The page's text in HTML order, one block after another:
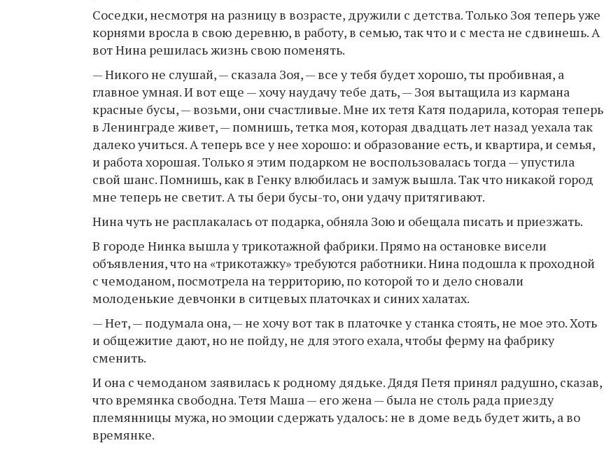
Соседки, несмотря на разницу в возрасте, дружили с детства. Только Зоя теперь уже
корнями вросла в свою деревню, в работу, в семью, так что и с места не сдвинешь. А
вот Нина решилась жизнь свою поменять.
— Никого не слушай, — сказала Зоя, — все у тебя будет хорошо, ты пробивная, а
главное умная. И вот еще — хочу наудачу тебе дать, — Зоя вытащила из кармана
красные бусы, — возьми, они счастливые. Мне их тетя Катя подарила, которая теперь
в Ленинграде живет, — помнишь, тетка моя, которая двадцать лет назад уехала так
далеко учиться. А теперь все у нее хорошо: и образование есть, и квартира, и семья,
и работа хорошая. Только я этим подарком не воспользовалась тогда — упустила
свой шанс. Помнишь, как в Генку влюбилась и замуж вышла. Так что никакой город
мне теперь не светит. А ты бери бусы-то, они удачу притягивают.
Нина чуть не расплакалась от подарка, обняла Зою и обещала писать и приезжать.
В городе Нинка вышла у трикотажной фабрики. Прямо на остановке висели
объявления, что на «трикотажку» требуются работники. Нина подошла к проходной
с чемоданом, посмотрела на территорию, по которой то и дело сновали
молоденькие девчонки в ситцевых платочках и синих халатах.
— Нет, — подумала она, — не хочу вот так в платочке у станка стоять, не мое это. Хоть
и общежитие дают, но не пойду, не для этого ехала, чтобы ферму на фабрику
сменить.
И она с чемоданом заявилась к родному дядьке. Дядя Петя принял радушно, сказав,
что времянка свободна. Тетя Маша — его жена — была не столь рада приезду
племянницы мужа, но эмоции сдержать удалось: не в доме ведь будет жить, а во
времянке.